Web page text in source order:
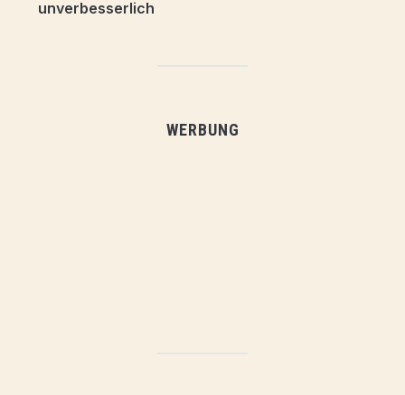
WERBUNG